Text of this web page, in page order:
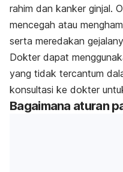
rahim dan kanker ginjal.
mencegah atau
serta meredakan
Dokter dapat
yang tidak tercantum
konsultasi ke dokter
Bagaimana aturan